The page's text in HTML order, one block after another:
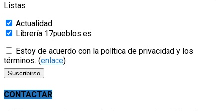
Listas
Actualidad
Librería 17pueblos.es
Estoy de acuerdo con la política de privacidad y los
términos. (enlace)
CONTACTAR